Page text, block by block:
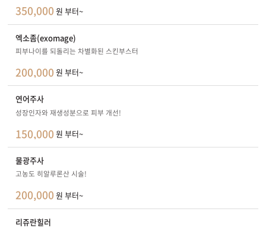
350,000 원 부터~
엑소좀(exomage)
피부나이를 되돌리는 차별화된 스킨부스터
200,000 원 부터~
연어주사
성장인자와 재생성분으로 피부 개선!
150,000 원 부터~
물광주사
고농도 히알루론산 시술!
200,000 원 부터~
리쥬란힐러